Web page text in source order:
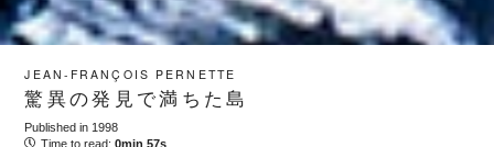
JEAN-FRANÇOIS PERNETTE
驚異の発見で満ちた島
Published in 1998
Time to read: 0min 57s